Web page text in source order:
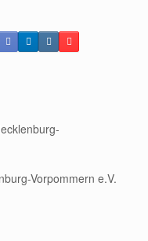
Vorpommern e.V.